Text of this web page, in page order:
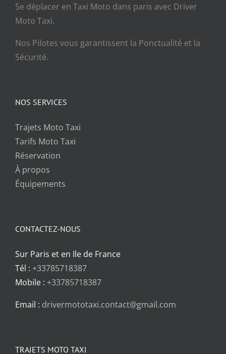
Se déplacer en Taxi Moto dans paris avec Driver
Moto Taxi.
Nos Pilotes vous garantissent la Ponctualité et la
Sécurité.
NOS SERVICES
Trajets Moto Taxi
Tarifs Moto Taxi
Réservation
À propos
Équipements
CONTACTEZ-NOUS
Sur Paris et en Ile de France
Tél : +33785718387
Mobile : +33785718387
Email : drivermototaxi.contact@gmail.com
TRAJETS MOTO TAXI